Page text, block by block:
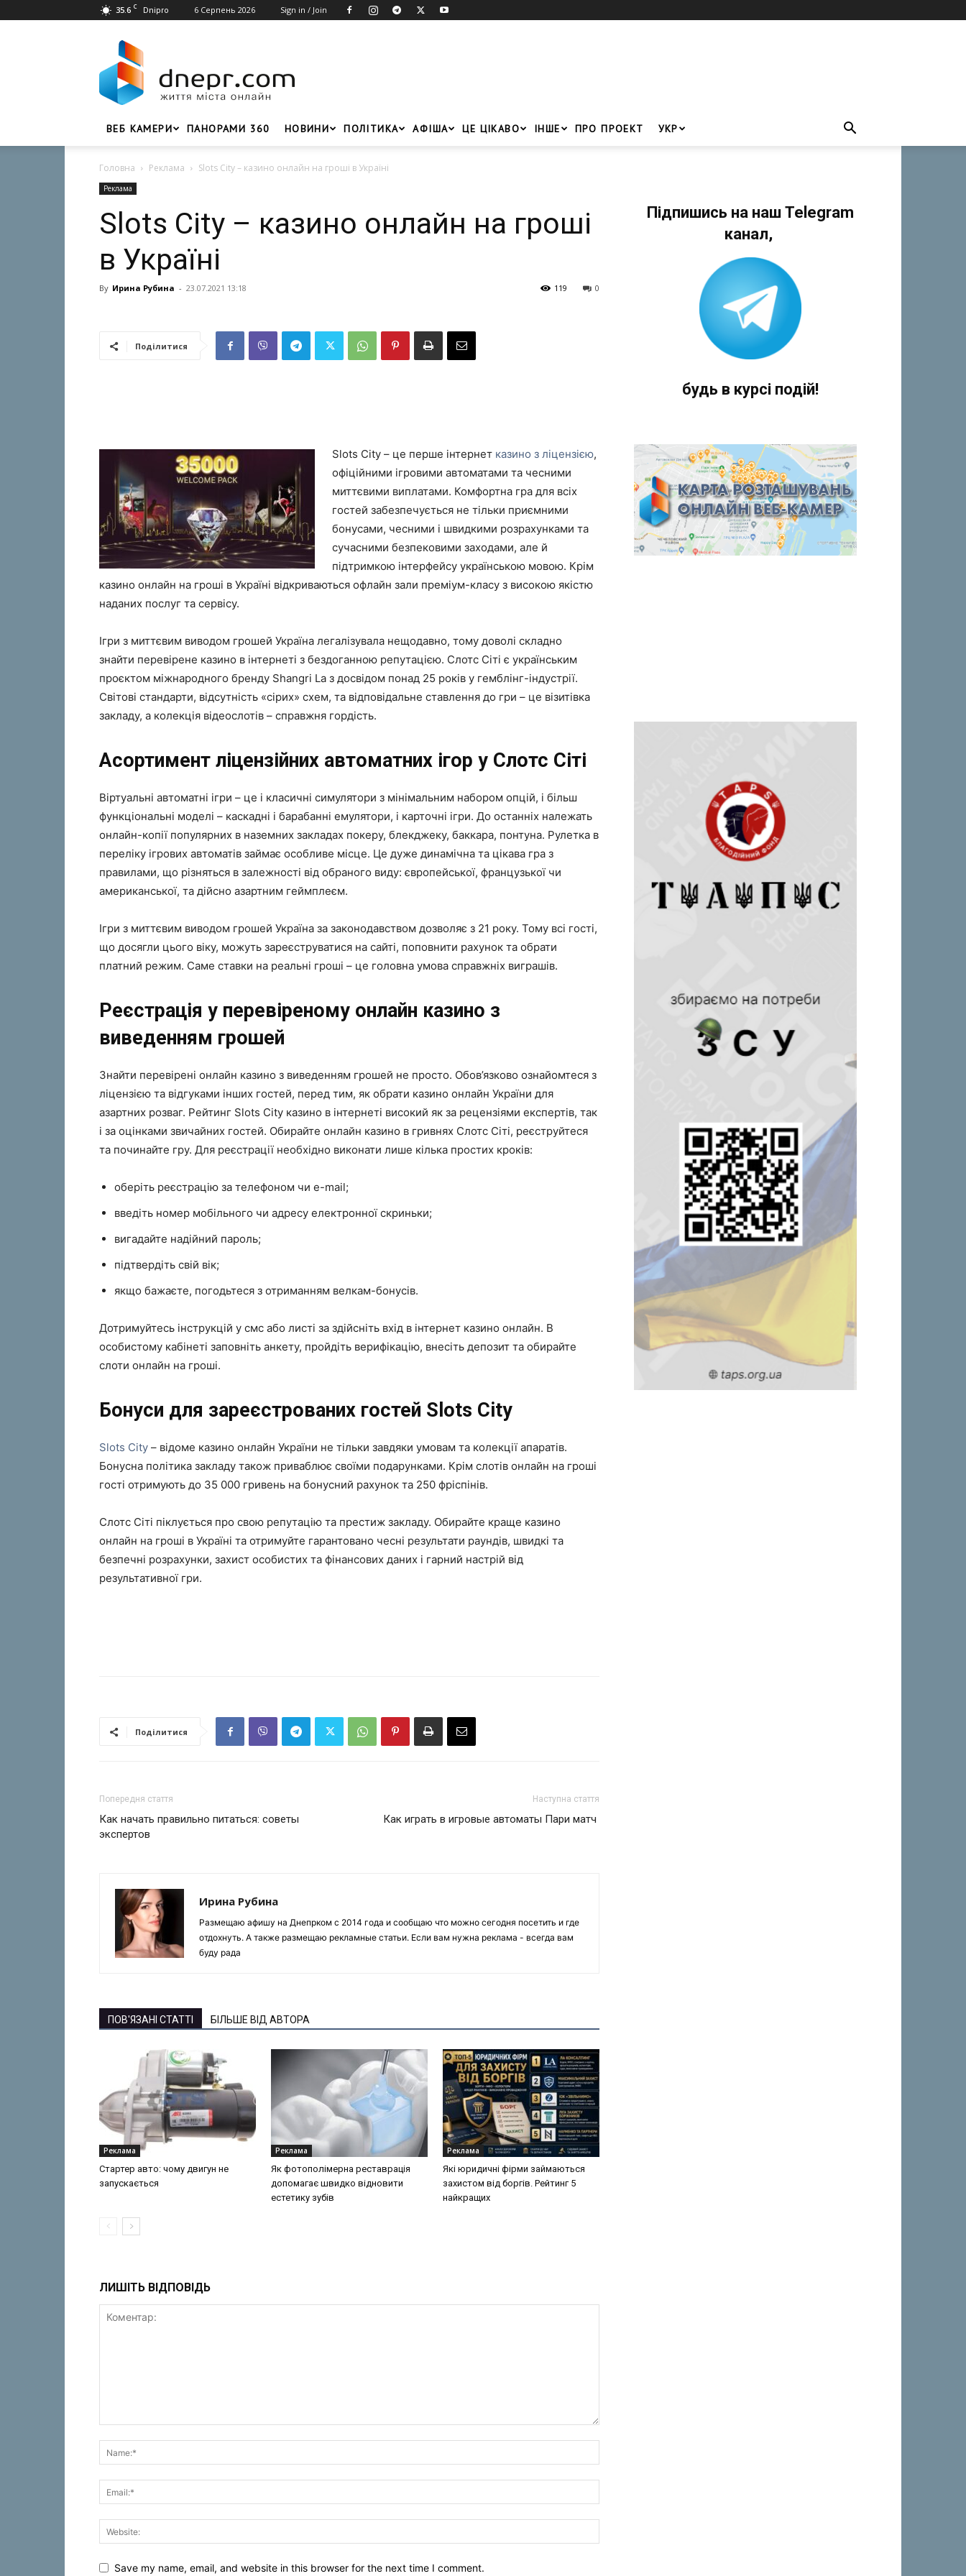
35.6 C Dnipro 6 Серпень 2026 Sign in / Join
Головний
портал
Дніпра
ВЕБ КАМЕРИ ПАНОРАМИ 360 НОВИНИ ПОЛІТИКА АФІША ЦЕ ЦІКАВО ІНШЕ ПРО ПРОЕКТ УКР
Головна Реклама Slots City – казино онлайн на гроші в Україні
Реклама
Slots City – казино онлайн на гроші
в Україні
By Ирина Рубина - 23.07.2021 13:18 0
119
Поділитися
Slots City – це перше інтернет казино з ліцензією,
офіційними ігровими автоматами та чесними
миттєвими виплатами. Комфортна гра для всіх
гостей забезпечується не тільки приємними
бонусами, чесними і швидкими розрахунками та
сучасними безпековими заходами, але й
підтримкою інтерфейсу українською мовою. Крім
казино онлайн на гроші в Україні відкриваються офлайн зали преміум-класу з високою якістю
наданих послуг та сервісу.
Ігри з миттєвим виводом грошей Україна легалізувала нещодавно, тому доволі складно
знайти перевірене казино в інтернеті з бездоганною репутацією. Слотс Сіті є українським
проєктом міжнародного бренду Shangri La з досвідом понад 25 років у гемблінг-індустрії.
Світові стандарти, відсутність «сірих» схем, та відповідальне ставлення до гри – це візитівка
закладу, а колекція відеослотів – справжня гордість.
Асортимент ліцензійних автоматних ігор у Слотс Сіті
Віртуальні автоматні ігри – це і класичні симулятори з мінімальним набором опцій, і більш
функціональні моделі – каскадні і барабанні емулятори, і карточні ігри. До останніх належать
онлайн-копії популярних в наземних закладах покеру, блекджеку, баккара, понтуна. Рулетка в
переліку ігрових автоматів займає особливе місце. Це дуже динамічна та цікава гра з
правилами, що різняться в залежності від обраного виду: європейської, французької чи
американської, та дійсно азартним геймплеєм.
Ігри з миттєвим виводом грошей Україна за законодавством дозволяє з 21 року. Тому всі гості,
що досягли цього віку, можуть зареєструватися на сайті, поповнити рахунок та обрати
платний режим. Саме ставки на реальні гроші – це головна умова справжніх виграшів.
Реєстрація у перевіреному онлайн казино з
виведенням грошей
Знайти перевірені онлайн казино з виведенням грошей не просто. Обов’язково ознайомтеся з
ліцензією та відгуками інших гостей, перед тим, як обрати казино онлайн України для
азартних розваг. Рейтинг Slots City казино в інтернеті високий як за рецензіями експертів, так
і за оцінками звичайних гостей. Обирайте онлайн казино в гривнях Слотс Сіті, реєструйтеся
та починайте гру. Для реєстрації необхідно виконати лише кілька простих кроків:
оберіть реєстрацію за телефоном чи e-mail;
введіть номер мобільного чи адресу електронної скриньки;
вигадайте надійний пароль;
підтвердіть свій вік;
якщо бажаєте, погодьтеся з отриманням велкам-бонусів.
Дотримуйтесь інструкцій у смс або листі за здійсніть вхід в інтернет казино онлайн. В
особистому кабінеті заповніть анкету, пройдіть верифікацію, внесіть депозит та обирайте
слоти онлайн на гроші.
Бонуси для зареєстрованих гостей Slots City
Slots City – відоме казино онлайн України не тільки завдяки умовам та колекції апаратів.
Бонусна політика закладу також приваблює своїми подарунками. Крім слотів онлайн на гроші
гості отримують до 35 000 гривень на бонусний рахунок та 250 фріспінів.
Слотс Сіті піклується про свою репутацію та престиж закладу. Обирайте краще казино
онлайн на гроші в Україні та отримуйте гарантовано чесні результати раундів, швидкі та
безпечні розрахунки, захист особистих та фінансових даних і гарний настрій від
результативної гри.
Поділитися
Попередня стаття
Как начать правильно питаться: советы
экспертов
Наступна стаття
Как играть в игровые автоматы Пари матч
Ирина Рубина
Размещаю афишу на Днепрком с 2014 года и сообщаю что можно сегодня посетить и где
отдохнуть. А также размещаю рекламные статьи. Если вам нужна реклама - всегда вам
буду рада
ПОВ'ЯЗАНІ СТАТТІ БІЛЬШЕ ВІД АВТОРА
Реклама
Стартер авто: чому двигун не
запускається
Реклама
Як фотополімерна реставрація
допомагає швидко відновити
естетику зубів
Реклама
Які юридичні фірми займаються
захистом від боргів. Рейтинг 5
найкращих
ЛИШІТЬ ВІДПОВІДЬ
Save my name, email, and website in this browser for the next time I comment.
Підпишись на наш Telegram
канал,
будь в курсі подій!